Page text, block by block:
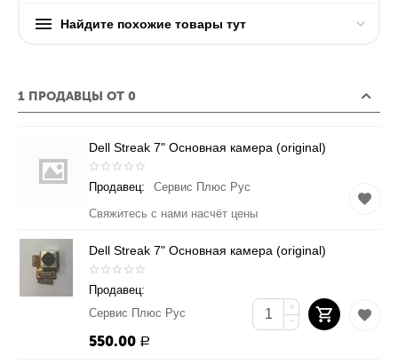
Найдите похожие товары тут
1 ПРОДАВЦЫ ОТ 0
Dell Streak 7" Основная камера (original)
Продавец:
Сервис Плюс Рус
Свяжитесь с нами насчёт цены
Dell Streak 7" Основная камера (original)
Продавец:
Сервис Плюс Рус
550.00 Р
+
−